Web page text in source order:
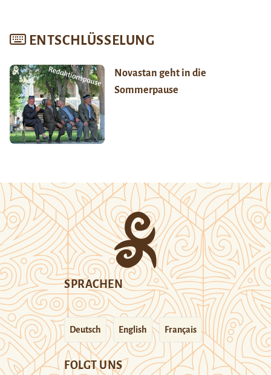
ENTSCHLÜSSELUNG
Novastan geht in die
Sommerpause
SPRACHEN
Deutsch English Français
FOLGT UNS